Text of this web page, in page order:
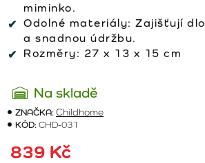
miminko.
Odolné materiály: Zajišťují
a snadnou údržbu.
Rozměry: 27 x 13 x 15 cm
Na skladě
ZNAČKA:Childhome
KÓD:CHD-031
839 Kč